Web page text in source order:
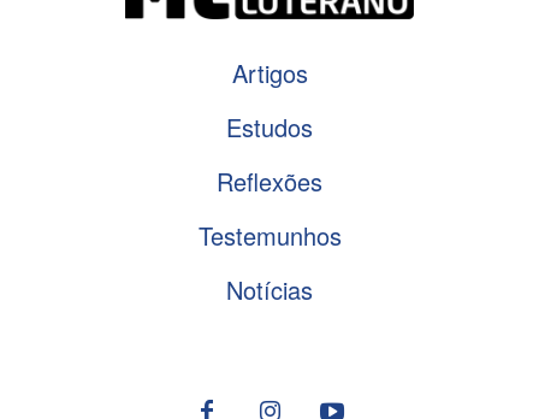
Artigos
Estudos
Reflexões
Testemunhos
Notícias